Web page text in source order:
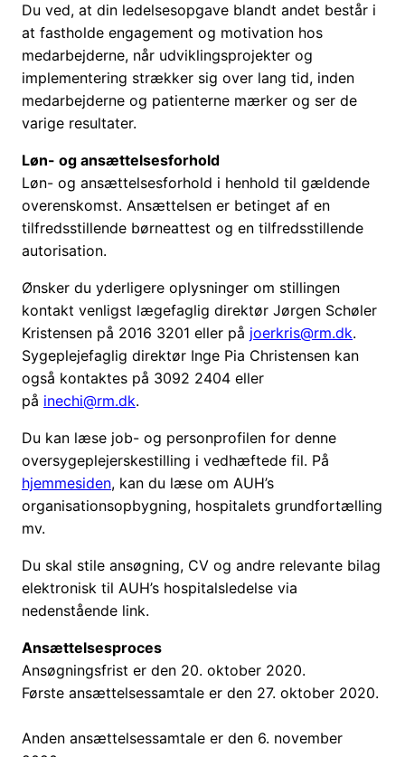
Du ved, at din ledelsesopgave blandt andet består i
at fastholde engagement og motivation hos
medarbejderne, når udviklingsprojekter og
implementering strækker sig over lang tid, inden
medarbejderne og patienterne mærker og ser de
varige resultater.
Løn- og ansættelsesforhold
Løn- og ansættelsesforhold i henhold til gældende
overenskomst. Ansættelsen er betinget af en
tilfredsstillende børneattest og en tilfredsstillende
autorisation.
Ønsker du yderligere oplysninger om stillingen
kontakt venligst lægefaglig direktør Jørgen Schøler
Kristensen på 2016 3201 eller på joerkris@rm.dk.
Sygeplejefaglig direktør Inge Pia Christensen kan
også kontaktes på 3092 2404 eller
på inechi@rm.dk.
Du kan læse job- og personprofilen for denne
oversygeplejerskestilling i vedhæftede fil. På
hjemmesiden, kan du læse om AUH’s
organisationsopbygning, hospitalets grundfortælling
mv.
Du skal stile ansøgning, CV og andre relevante bilag
elektronisk til AUH’s hospitalsledelse via
nedenstående link.
Ansættelsesproces
Ansøgningsfrist er den 20. oktober 2020.
Første ansættelsessamtale er den 27. oktober 2020.
Anden ansættelsessamtale er den 6. november